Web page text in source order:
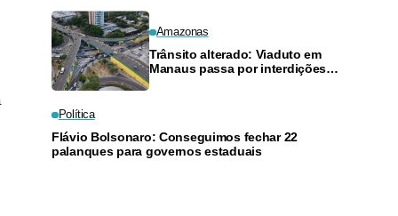
Amazonas
Trânsito alterado: Viaduto em
Manaus passa por interdições
Política
Flávio Bolsonaro: Conseguimos fechar 22
palanques para governos estaduais